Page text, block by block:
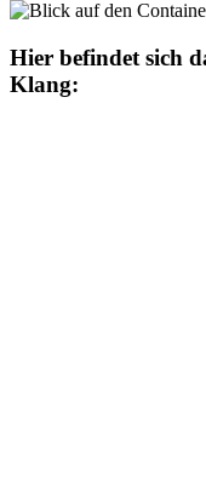
Hier befindet sich
Klang: